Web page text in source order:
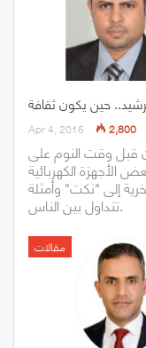
حين يكون ثقافة
Apr 4, 2016 2,800
قبل وقت النوم على
الأجهزة الكهربائية
إلى "نكت" وأمثلة
تتداول بين الناس.
مقالات